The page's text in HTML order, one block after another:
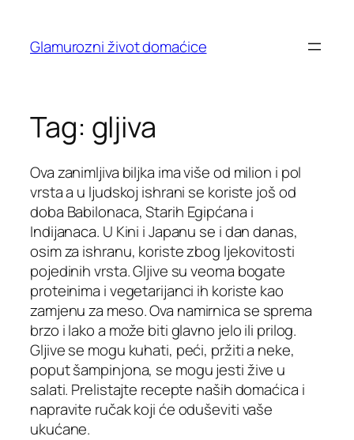
content
Glamurozni život domaćice
Tag: gljiva
Ova zanimljiva biljka ima više od milion i pol
vrsta a u ljudskoj ishrani se koriste još od
doba Babilonaca, Starih Egipćana i
Indijanaca. U Kini i Japanu se i dan danas,
osim za ishranu, koriste zbog ljekovitosti
pojedinih vrsta. Gljive su veoma bogate
proteinima i vegetarijanci ih koriste kao
zamjenu za meso. Ova namirnica se sprema
brzo i lako a može biti glavno jelo ili prilog.
Gljive se mogu kuhati, peći, pržiti a neke,
poput šampinjona, se mogu jesti žive u
salati. Prelistajte recepte naših domaćica i
napravite ručak koji će oduševiti vaše
ukućane.